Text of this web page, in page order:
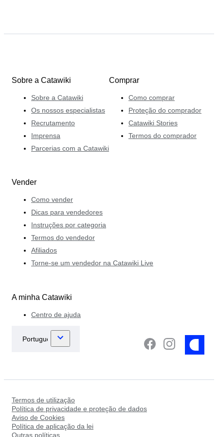
Sobre a Catawiki
Sobre a Catawiki
Os nossos especialistas
Recrutamento
Imprensa
Parcerias com a Catawiki
Comprar
Como comprar
Proteção do comprador
Catawiki Stories
Termos do comprador
Vender
Como vender
Dicas para vendedores
Instruções por categoria
Termos do vendedor
Afiliados
Torne-se um vendedor na Catawiki Live
A minha Catawiki
Centro de ajuda
Termos de utilização
Política de privacidade e proteção de dados
Aviso de Cookies
Política de aplicação da lei
Outras políticas